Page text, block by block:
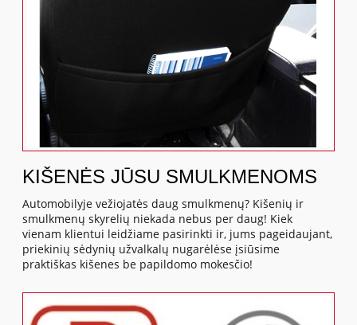
KIŠENĖS JŪSU SMULKMENOMS
Automobilyje vežiojatės daug smulkmenų? Kišenių ir
smulkmenų skyrelių niekada nebus per daug! Kiek
vienam klientui leidžiame pasirinkti ir, jums pageidaujant,
priekinių sėdynių užvalkalų nugarėlėse įsiūsime
praktiškas kišenes be papildomo mokesčio!